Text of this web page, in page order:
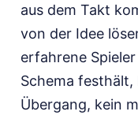
aus dem Takt
von der Idee
erfahrene
Schema
Übergang, kein